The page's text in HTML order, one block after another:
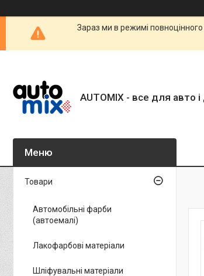
Зараз ми в режимі
AUTOMIX - все для авто
Товари
Автомобільні фарби
(автоемалі)
Лакофарбові матеріали
Шліфувальні матеріали